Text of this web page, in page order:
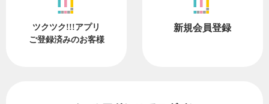
ツクツク!!!アプリ
ご登録済みのお客様
新規会員登録